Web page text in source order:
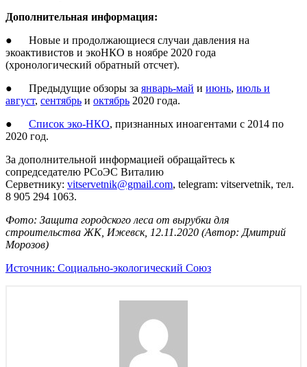
Дополнительная информация:
● Новые и продолжающиеся случаи давления на
экоактивистов и экоНКО в ноябре 2020 года
(хронологический обратный отсчет).
● Предыдущие обзоры за январь-май и июнь, июль и
август, сентябрь и октябрь 2020 года.
● Список эко-НКО, признанных иноагентами с 2014 по
2020 год.
За дополнительной информацией обращайтесь к
сопредседателю РСоЭС Виталию
Серветнику: vitservetnik@gmail.com, telegram: vitservetnik, тел.
8 905 294 1063.
Фото: Защита городского леса от вырубки для
строительства ЖК, Ижевск, 12.11.2020 (Автор: Дмитрий
Морозов)
Источник: Социально-экологический Союз